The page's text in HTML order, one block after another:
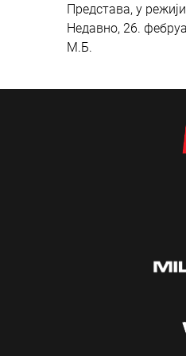
Представа, у
Недавно, 26.
М.Б.